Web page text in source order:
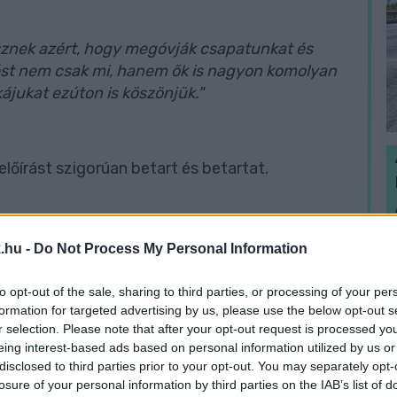
- Do Not Process My Personal Information
opt-out of the sale, sharing to third parties, or processing of your
for targeted advertising by us, please use the below opt-out
selection. Please note that after your opt-out request is processed
interest-based ads based on personal information utilized by us
to third parties prior to your opt-out. You may separately
of your personal information by third parties on the IAB’s list of
azért, hogy megóvják csapatunkat és
nem csak mi, hanem ők is nagyon komolyan
ezúton is köszönjük."
szigorúan betart és betartat.
az egész helyzethez. A klub az élet minden
csak a saját gyártású maszkokra gondolok.
körlevelei alapján minden előírást
játékosaival, sportolóival. Továbbra is
és tartsuk be a szabályokat, hogy
a régi kerékvágásba"